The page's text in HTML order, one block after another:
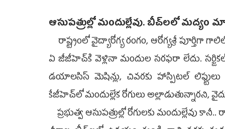
ఆసుపత్రుల్లో మందుల్లేవు. బీచ్‌లలో మద్యం
రాష్ట్రంలో వైద్యారోగ్య రంగం, ఆరోగ్యశ్రీ
ఏ జీజీహెచ్‌కి వెళ్లినా మందుల సరఫరా లేదు.
డయాలసిస్‌ మెషిన్లు, చివరకు హాస్పిటల్‌
కేజీహెచ్‌లో మందుల్లేక రోగులు అల్లాడుతున్నారని,
ప్రభుత్వ ఆసుపత్రుల్లో రోగులకు మందుల్లేవు